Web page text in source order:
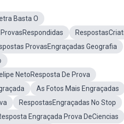
Basta O
ProvasRespondidas
ProvasEngraçadas Geografia
NetoResposta De Prova
As Fotos Mais Engraçadas
RespostasEngraçadas No Stop
Engraçada Prova DeCiencias